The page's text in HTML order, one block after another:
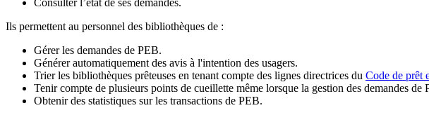
Ils permettent au personnel des bibliothèques de :
Gérer les demandes de PEB.
Générer automatiquement des avis à l'intention des usagers.
Trier les bibliothèques prêteuses en tenant compte des lignes directrices du Code de prêt
Tenir compte de plusieurs points de cueillette même lorsque la gestion des demandes de
Obtenir des statistiques sur les transactions de PEB.